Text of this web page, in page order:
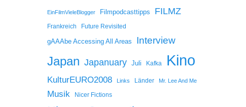
EinFilmVieleBlogger Filmpodcasttipps FILMZ
Frankreich Future Revisited
gAAAbe Accessing All Areas Interview
Japan Japanuary Juli Kafka Kino
KulturEURO2008 Links Länder Mr. Lee And Me
Musik Nicer Fictions